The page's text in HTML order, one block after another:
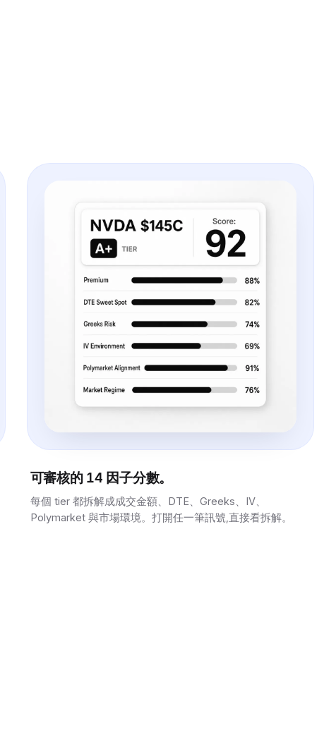
可審核的 14 因子分數。
每個 tier 都拆解成成交金額、DTE、Greeks、IV、
Polymarket 與市場環境。打開任一筆訊號,直接看拆解。